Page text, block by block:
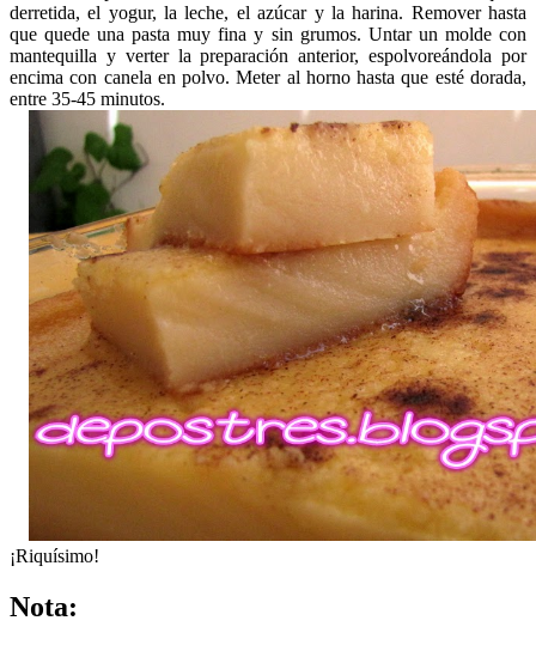
derretida, el yogur, la leche, el azúcar y la harina. Remover hasta
que quede una pasta muy fina y sin grumos. Untar un molde con
mantequilla y verter la preparación anterior, espolvoreándola por
encima con canela en polvo. Meter al horno hasta que esté dorada,
entre 35-45 minutos.
¡Riquísimo!
Nota: